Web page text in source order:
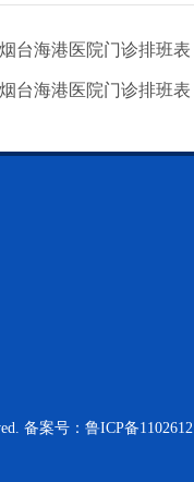
台海港医院门诊排班表
台海港医院门诊排班表
备案号： 鲁ICP备1102612